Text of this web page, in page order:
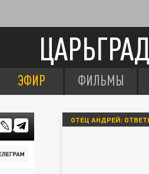
ЦАРЬГРАД
ЭФИР ФИЛЬМЫ
ОТЕЦ АНДРЕЙ: